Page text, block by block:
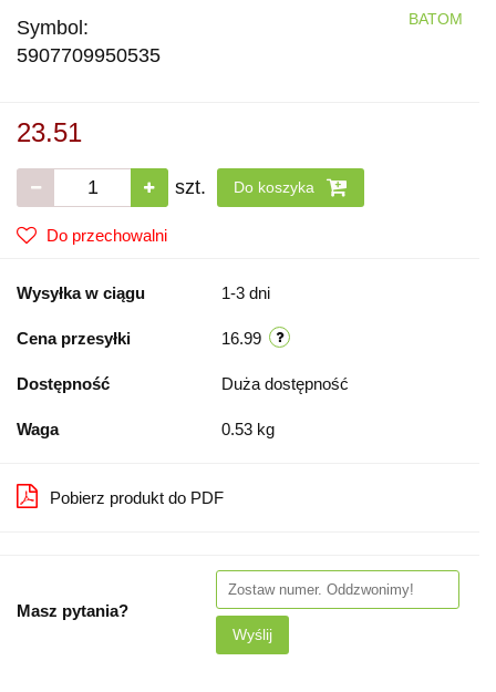
Symbol:
5907709950535
BATOM
23.51
szt. Do koszyka
Do przechowalni
Wysyłka w ciągu 1-3 dni
Cena przesyłki 16.99
Dostępność Duża dostępność
Waga 0.53 kg
Pobierz produkt do PDF
Masz pytania?
Wyślij